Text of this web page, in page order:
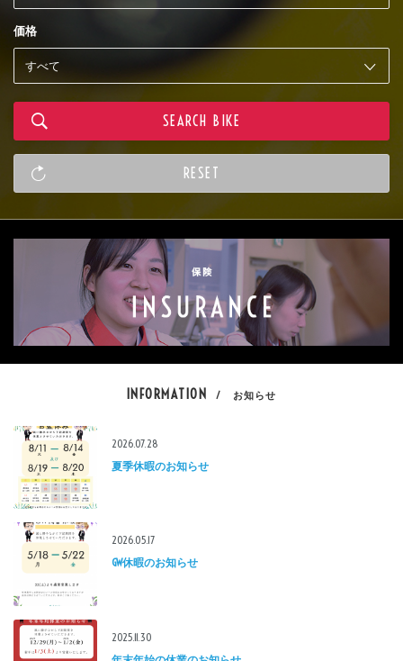
価格
INFORMATION / お知らせ
2026.07.28
夏季休暇のお知らせ
2026.05.17
GW休暇のお知らせ
2025.11.30